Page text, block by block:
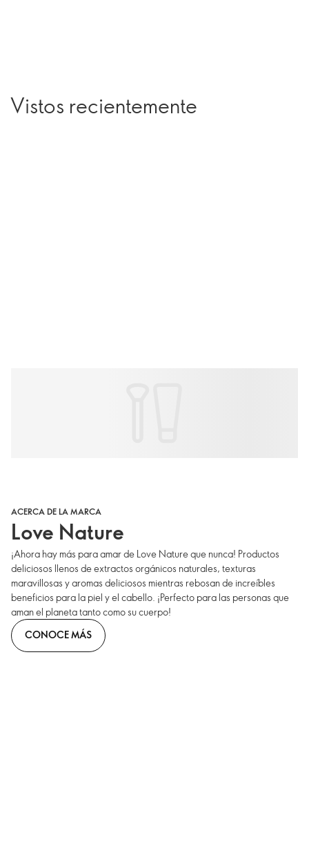
Vistos recientemente
ACERCA DE LA MARCA
Love Nature
¡Ahora hay más para amar de Love Nature que nunca! Productos
deliciosos llenos de extractos orgánicos naturales, texturas
maravillosas y aromas deliciosos mientras rebosan de increíbles
beneficios para la piel y el cabello. ¡Perfecto para las personas que
aman el planeta tanto como su cuerpo!
CONOCE MÁS